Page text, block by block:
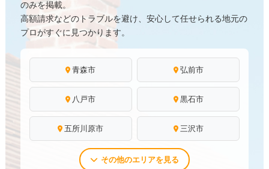
のみを掲載。
高額請求などのトラブルを避け、安心して任せられる地元の
プロがすぐに見つかります。
青森市 弘前市
八戸市 黒石市
五所川原市 三沢市
その他のエリアを見る